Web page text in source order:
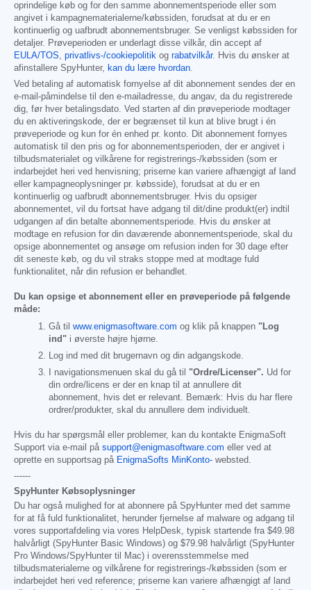
oprindelige køb og for den samme abonnementsperiode eller som
angivet i kampagnematerialerne/købssiden, forudsat at du er en
kontinuerlig og uafbrudt abonnementsbruger. Se venligst købssiden for
detaljer. Prøveperioden er underlagt disse vilkår, din accept af
EULA/TOS, privatlivs-/cookiepolitik og rabatvilkår. Hvis du ønsker at
afinstallere SpyHunter, kan du lære hvordan.
Ved betaling af automatisk fornyelse af dit abonnement sendes der en
e-mail-påmindelse til den e-mailadresse, du angav, da du registrerede
dig, før hver betalingsdato. Ved starten af din prøveperiode modtager
du en aktiveringskode, der er begrænset til kun at blive brugt i én
prøveperiode og kun for én enhed pr. konto. Dit abonnement fornyes
automatisk til den pris og for abonnementsperioden, der er angivet i
tilbudsmaterialet og vilkårene for registrerings-/købssiden (som er
indarbejdet heri ved henvisning; priserne kan variere afhængigt af land
eller kampagneoplysninger pr. købsside), forudsat at du er en
kontinuerlig og uafbrudt abonnementsbruger. Hvis du opsiger
abonnementet, vil du fortsat have adgang til dit/dine produkt(er) indtil
udgangen af din betalte abonnementsperiode. Hvis du ønsker at
modtage en refusion for din daværende abonnementsperiode, skal du
opsige abonnementet og ansøge om refusion inden for 30 dage efter
dit seneste køb, og du vil straks stoppe med at modtage fuld
funktionalitet, når din refusion er behandlet.
Du kan opsige et abonnement eller en prøveperiode på følgende
måde:
Gå til www.enigmasoftware.com og klik på knappen "Log
ind" i øverste højre hjørne.
Log ind med dit brugernavn og din adgangskode.
I navigationsmenuen skal du gå til "Ordre/Licenser". Ud for
din ordre/licens er der en knap til at annullere dit
abonnement, hvis det er relevant. Bemærk: Hvis du har flere
ordrer/produkter, skal du annullere dem individuelt.
Hvis du har spørgsmål eller problemer, kan du kontakte EnigmaSoft
Support via e-mail på support@enigmasoftware.com eller ved at
oprette en supportsag på EnigmaSofts MinKonto- websted.
------
SpyHunter Købsoplysninger
Du har også mulighed for at abonnere på SpyHunter med det samme
for at få fuld funktionalitet, herunder fjernelse af malware og adgang til
vores supportafdeling via vores HelpDesk, typisk startende fra $49.98
halvårligt (SpyHunter Basic Windows) og $79.98 halvårligt (SpyHunter
Pro Windows/SpyHunter til Mac) i overensstemmelse med
tilbudsmaterialerne og vilkårene for registrerings-/købssiden (som er
indarbejdet heri ved reference; priserne kan variere afhængigt af land